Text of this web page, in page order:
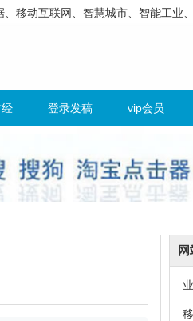
移动互联网、智慧城市、智能工业
登录发稿 vip会员